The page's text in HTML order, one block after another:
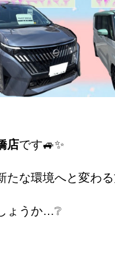
店です🚙✨
たな環境へと変わ
ょうか…❔